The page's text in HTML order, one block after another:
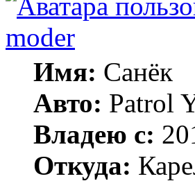
moder
Имя: Санёк
Авто: Patrol
Владею с:
Откуда: